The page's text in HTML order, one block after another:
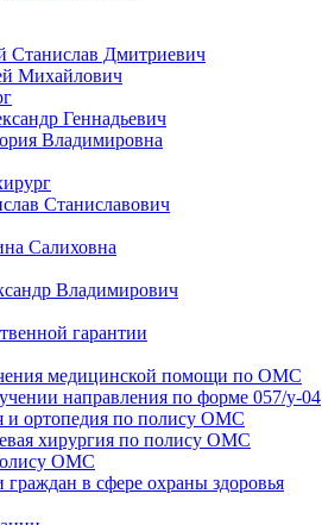
Станислав Дмитриевич
Михайлович
Геннадьевич
Владимировна
Станиславович
Салиховна
Владимирович
гарантии
медицинской помощи по ОМС
направления по форме 057/у-04
и ортопедия по полису ОМС
хирургия по полису ОМС
ОМС
граждан в сфере охраны здоровья